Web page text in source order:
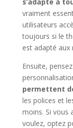
vraiment
utilisateurs
toujours si le
est adapté aux
Ensuite,
permettent
les polices et
moins. Si vous
voulez, optez